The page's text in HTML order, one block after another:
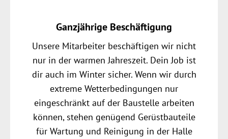
Ganzjährige Beschäftigung
Unsere Mitarbeiter beschäftigen wir nicht
nur in der warmen Jahreszeit. Dein Job ist
dir auch im Winter sicher. Wenn wir durch
extreme Wetterbedingungen nur
eingeschränkt auf der Baustelle arbeiten
können, stehen genügend Gerüstbauteile
für Wartung und Reinigung in der Halle